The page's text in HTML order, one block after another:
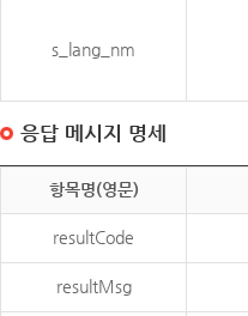
s_lang_nm
응답 메시지 명세
항목명(영문)
resultCode
resultMsg